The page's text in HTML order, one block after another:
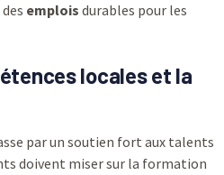
emplois durables pour les
locales et la
par un soutien fort aux talents
doivent miser sur la formation